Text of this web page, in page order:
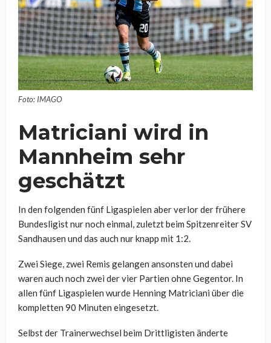
Foto: IMAGO
Matriciani wird in
Mannheim sehr
geschätzt
In den folgenden fünf Ligaspielen aber verlor der frühere
Bundesligist nur noch einmal, zuletzt beim Spitzenreiter SV
Sandhausen und das auch nur knapp mit 1:2.
Zwei Siege, zwei Remis gelangen ansonsten und dabei
waren auch noch zwei der vier Partien ohne Gegentor. In
allen fünf Ligaspielen wurde Henning Matriciani über die
kompletten 90 Minuten eingesetzt.
Selbst der Trainerwechsel beim Drittligisten änderte